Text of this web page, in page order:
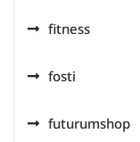
fitness
fosti
futurumshop